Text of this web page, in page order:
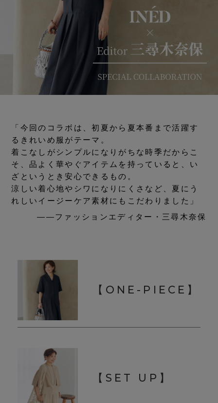
「今回のコラボは、初夏から夏本番まで活躍す
るきれいめ服がテーマ。
着こなしがシンプルになりがちな時季だからこ
そ、品よく華やぐアイテムを持っていると、い
ざというとき安心できるもの。
涼しい着心地やシワになりにくさなど、夏にう
れしいイージーケア素材にもこだわりました」
――ファッションエディター・三尋木奈保
【ONE-PIECE】
【SET UP】